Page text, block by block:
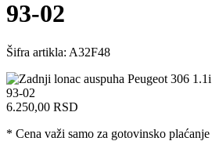
93-02
Šifra artikla: A32F48
6.250,00 RSD
* Cena važi samo za gotovinsko